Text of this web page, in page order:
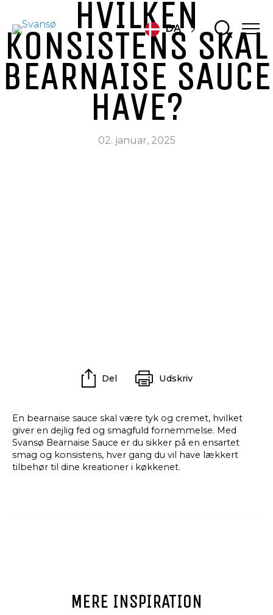
DA
HVILKEN
KONSISTENS SKAL
BEARNAISE SAUCE
HAVE?
02. januar, 2025
Del Udskriv
En bearnaise sauce skal være tyk og cremet, hvilket
giver en dejlig fed og smagfuld fornemmelse. Med
Svansø Bearnaise Sauce er du sikker på en ensartet
smag og konsistens, hver gang du vil have lækkert
tilbehør til dine kreationer i køkkenet.
MERE INSPIRATION